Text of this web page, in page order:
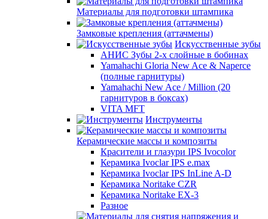
Материалы для подготовки штампика
Замковые крепления (аттачмены)
Искусственные зубы
АНИС Зубы 2-х слойные в бобинах
Yamahachi Gloria New Ace & Naperce
(полные гарнитуры)
Yamahachi New Ace / Million (20
гарнитуров в боксах)
VITA MFT
Инструменты
Керамические массы и композиты
Красители и глазури IPS Ivocolor
Керамика Ivoclar IPS e.max
Керамика Ivoclar IPS InLine A-D
Керамика Noritake CZR
Керамика Noritake EX-3
Разное